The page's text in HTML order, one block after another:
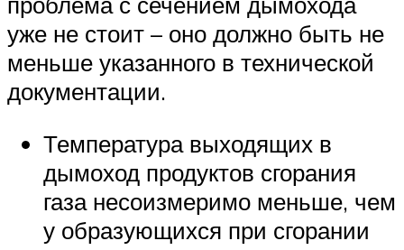
уже не стоит – оно должно быть не
меньше указанного в технической
документации.
Температура выходящих в
дымоход продуктов сгорания
газа несоизмеримо меньше, чем
у образующихся при сгорании